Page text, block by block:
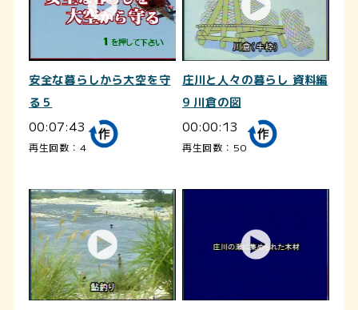
安全な暮らしから大空を守
る５
00:07:43
再生回数：4
庄川と人々の暮らし 資料編
9 川倉の図
00:00:13
再生回数：50